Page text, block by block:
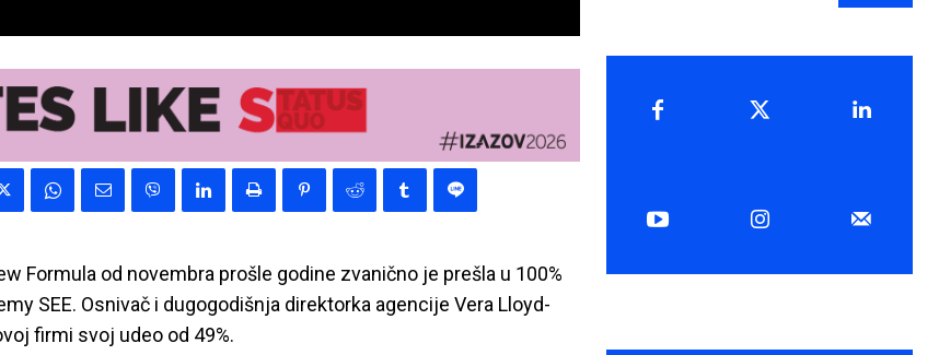
Formula od novembra prošle godine zvanično je prešla u 100%
SEE. Osnivač i dugogodišnja direktorka agencije Vera Lloyd-
firmi svoj udeo od 49%.